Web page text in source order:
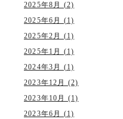
2025年8月 (2)
2025年6月 (1)
2025年2月 (1)
2025年1月 (1)
2024年3月 (1)
2023年12月 (2)
2023年10月 (1)
2023年6月 (1)